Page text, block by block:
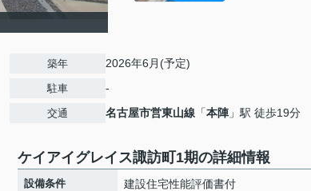
築年 2026年6月(予定)
駐車 -
交通 名古屋市営東山線 「本陣」駅 徒歩19分
ケイアイグレイス諏訪町1期の詳細情報
設備条件
建設住宅性能評価書付